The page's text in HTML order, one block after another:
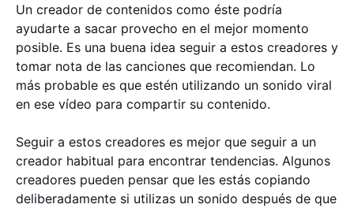
Un creador de contenidos como éste podría
ayudarte a sacar provecho en el mejor momento
posible. Es una buena idea seguir a estos creadores y
tomar nota de las canciones que recomiendan. Lo
más probable es que estén utilizando un sonido viral
en ese vídeo para compartir su contenido.
Seguir a estos creadores es mejor que seguir a un
creador habitual para encontrar tendencias. Algunos
creadores pueden pensar que les estás copiando
deliberadamente si utilizas un sonido después de que